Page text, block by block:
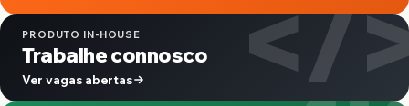
</
PRODUTO IN-HOUSE
Trabalhe connosco
Ver vagas abertas